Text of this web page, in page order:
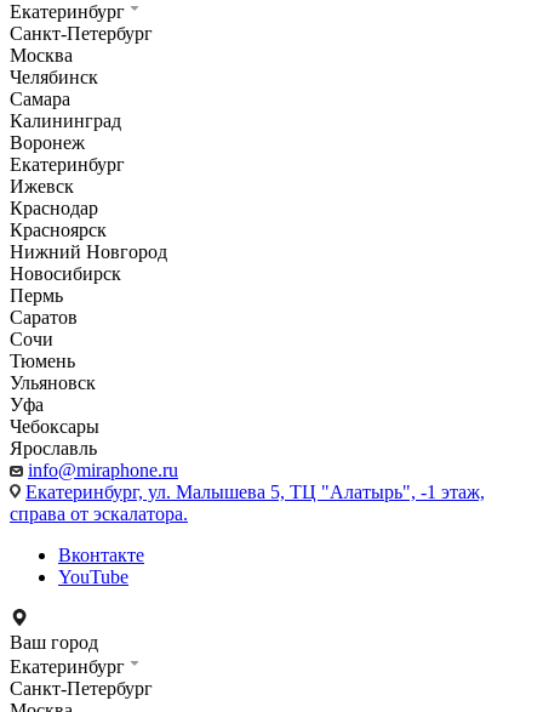
Екатеринбург
Санкт-Петербург
Москва
Челябинск
Самара
Калининград
Воронеж
Екатеринбург
Ижевск
Краснодар
Красноярск
Нижний Новгород
Новосибирск
Пермь
Саратов
Сочи
Тюмень
Ульяновск
Уфа
Чебоксары
Ярославль
info@miraphone.ru
Екатеринбург, ул. Малышева 5, ТЦ "Алатырь", -1 этаж,
справа от эскалатора.
Вконтакте
YouTube
Ваш город
Екатеринбург
Санкт-Петербург